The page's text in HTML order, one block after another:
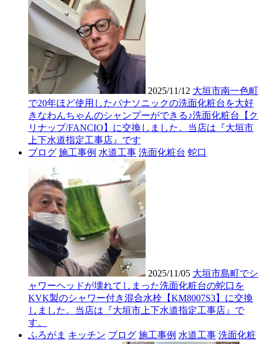
2025/11/12 大垣市南一色町
で20年ほど使用したパナソニックの洗面化粧台を大好
きなわんちゃんのシャンプーができる♪洗面化粧台【ク
リナップ/FANCIO】に交換しました。当店は『大垣市
上下水道指定工事店』です
ブログ 施工事例 水道工事 洗面化粧台 蛇口
2025/11/05 大垣市島町でシ
ャワーヘッドが壊れてしまった洗面化粧台の蛇口を
KVK製のシャワー付き混合水栓【KM8007S3】に交換
しました。当店は『大垣市上下水道指定工事店』で
す。
ふろがま キッチン ブログ 施工事例 水道工事 洗面化粧